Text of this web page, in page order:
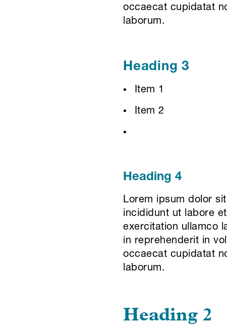
occaecat cupidatat
laborum.
Heading 3
Item 1
Item 2
Heading 4
Lorem ipsum dolor
incididunt ut labore
exercitation ullamco
in reprehenderit in
occaecat cupidatat
laborum.
Heading 2